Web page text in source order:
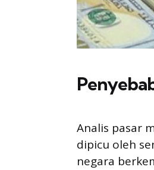
Analis pasar
dipicu oleh
negara